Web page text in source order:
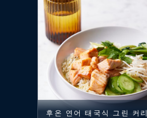
후온 연어 태국식 그린 커리